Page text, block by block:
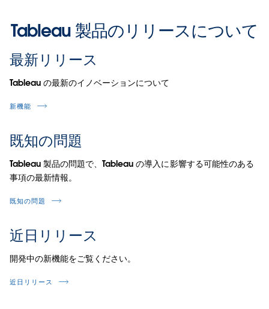
Tableau 製品のリリースについて
最新リリース
Tableau の最新のイノベーションについて
新機能
既知の問題
Tableau 製品の問題で、Tableau の導入に影響する可能性のある
事項の最新情報。
既知の問題
近日リリース
開発中の新機能をご覧ください。
近日リリース